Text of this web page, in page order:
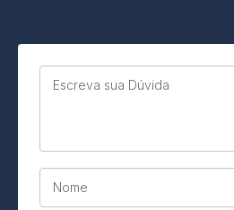
Escreva sua Dúvida
Nome